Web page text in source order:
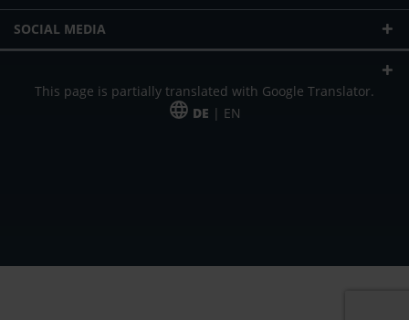
SOCIAL MEDIA
This page is partially translated with Google Translator.
DE | EN